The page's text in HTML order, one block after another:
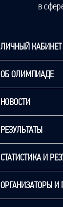
в
ЛИЧНЫЙ КАБИНЕТ
ОБ ОЛИМПИАДЕ
НОВОСТИ
РЕЗУЛЬТАТЫ
СТАТИСТИКА И
ОРГАНИЗАТОРЫ И